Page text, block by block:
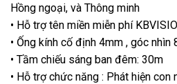
Hồng ngoại, và Thông minh
• Hỗ trợ tên miền miễn phí
• Ống kính cố định 4mm , góc nhìn
• Tầm chiếu sáng ban đêm: 30m
• Hỗ trợ chức năng : Phát hiện